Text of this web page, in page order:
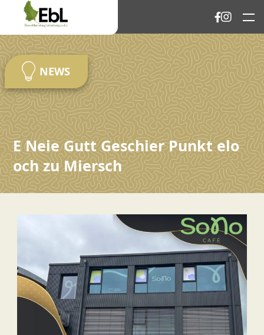
NEWS
E Neie Gutt Geschier Punkt elo
och zu Miersch